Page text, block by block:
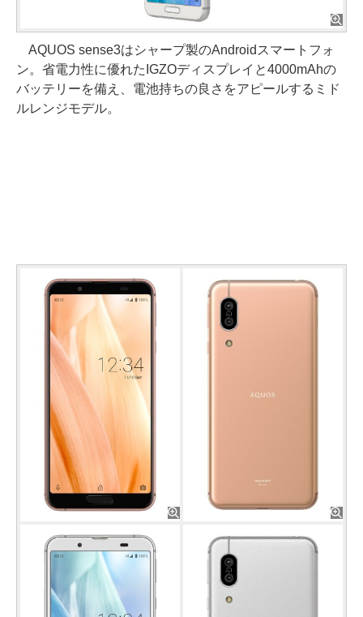
AQUOS sense3はシャープ製のAndroidスマートフォ
ン。省電力性に優れたIGZOディスプレイと4000mAhの
バッテリーを備え、電池持ちの良さをアピールするミド
ルレンジモデル。